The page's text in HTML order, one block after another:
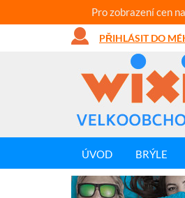
Pro zobrazení cen
PŘIHLÁSIT DO
ÚVOD BRÝLE